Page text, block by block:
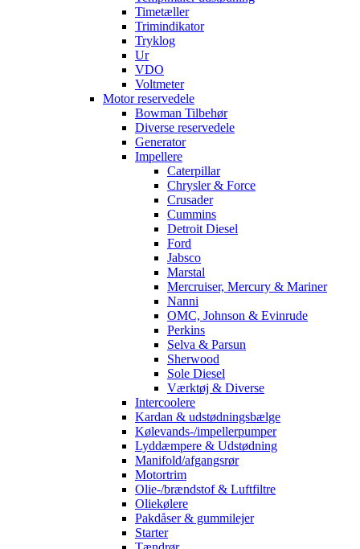
Timetæller
Trimindikator
Tryklog
Ur
VDO
Voltmeter
Motor reservedele
Bowman Tilbehør
Diverse reservedele
Generator
Impellere
Caterpillar
Chrysler & Force
Crusader
Cummins
Detroit Diesel
Ford
Jabsco
Marstal
Mercruiser, Mercury & Mariner
Nanni
OMC, Johnson & Evinrude
Perkins
Selva & Parsun
Sherwood
Sole Diesel
Værktøj & Diverse
Intercoolere
Kardan & udstødningsbælge
Kølevands-/impellerpumper
Lyddæmpere & Udstødning
Manifold/afgangsrør
Motortrim
Olie-/brændstof & Luftfiltre
Oliekølere
Pakdåser & gummilejer
Starter